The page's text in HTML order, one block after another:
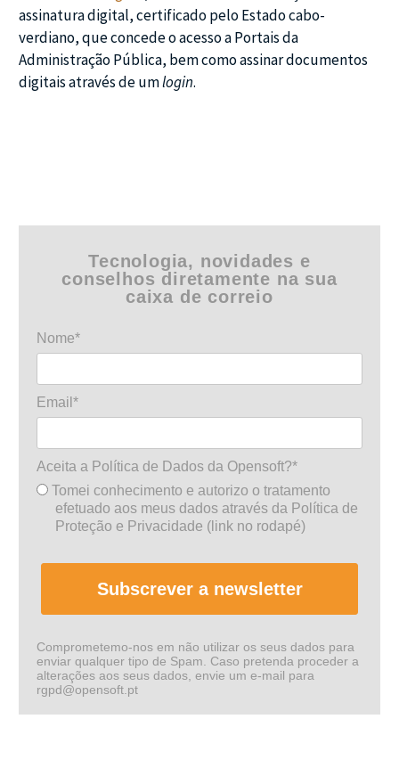
assinatura digital, certificado pelo Estado cabo-
verdiano, que concede o acesso a Portais da
Administração Pública, bem como assinar documentos
digitais através de umlogin.
Tecnologia, novidades e
conselhos diretamente na sua
caixa de correio
Nome*
Email*
Aceita a Política de Dados da Opensoft?*
Tomei conhecimento e autorizo o tratamento
efetuado aos meus dados através da Política de
Proteção e Privacidade (link no rodapé)
Subscrever a newsletter
Comprometemo-nos em não utilizar os seus dados para
enviar qualquer tipo de Spam. Caso pretenda proceder a
alterações aos seus dados, envie um e-mail para
rgpd@opensoft.pt